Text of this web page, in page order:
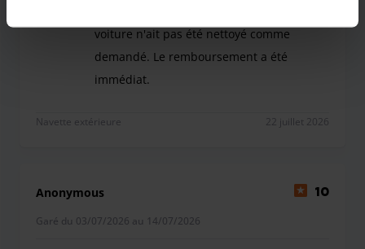
voiture n'ait pas été nettoyé comme
demandé. Le remboursement a été
immédiat.
Navette extérieure 22 juillet 2026
Anonymous 10
Garé du 03/07/2026 au 14/07/2026